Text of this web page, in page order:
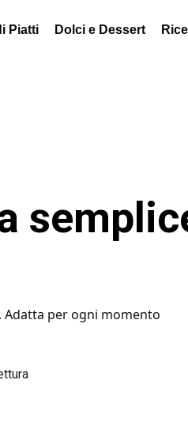
Piatti Dolci e Dessert
per ogni momento